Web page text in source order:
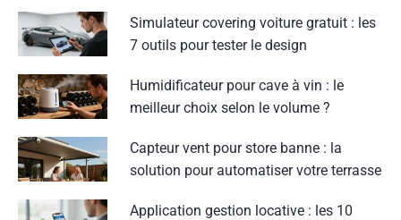
Simulateur covering voiture gratuit : les
7 outils pour tester le design
Humidificateur pour cave à vin : le
meilleur choix selon le volume ?
Capteur vent pour store banne : la
solution pour automatiser votre terrasse
Application gestion locative : les 10